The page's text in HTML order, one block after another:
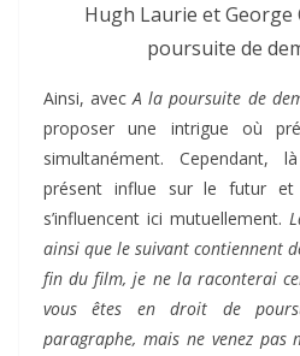
Hugh Laurie et George
poursuite de
Ainsi, avecA la poursuite de
proposer une intrigue où
simultanément. Cependant,
présent influe sur le futur et
s’influencent ici mutuellement.
ainsi que le suivant contiennent
fin du film, je ne la raconterai
vous êtes en droit de
paragraphe, mais ne venez pas